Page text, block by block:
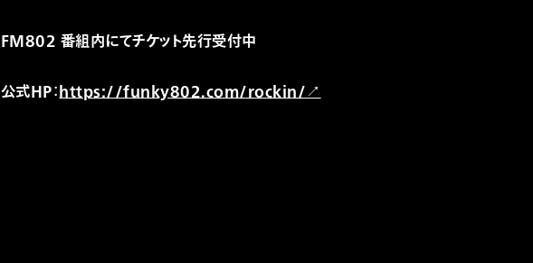
FM802 番組内にてチケット先行受付中
公式HP： https://funky802.com/rockin/